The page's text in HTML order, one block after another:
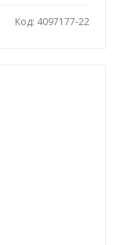
Код: 4097177-22